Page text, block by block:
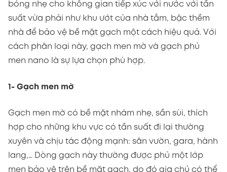
bóng nhẹ cho không gian tiếp xúc với nước với tần
suất vừa phải như khu ướt của nhà tắm, bậc thềm
nhà để bảo vệ bề mặt gạch một cách hiệu quả. Với
cách phân loại này, gạch men mờ và gạch phủ
men nano là sự lựa chọn phù hợp.
1- Gạch men mờ
Gạch men mờ có bề mặt nhám nhẹ, sần sùi, thích
hợp cho những khu vực có tần suất đi lại thường
xuyên và chịu tác động mạnh: sân vườn, gara, hành
lang,… Dòng gạch này thường được phủ một lớp
men bảo vệ trên bề mặt gạch, do đó gia chủ có thể